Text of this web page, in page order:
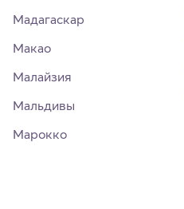
Мадагаскар
Макао
Малайзия
Мальдивы
Марокко